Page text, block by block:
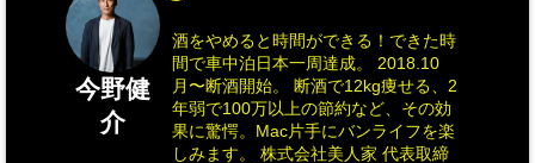
今野健
介
酒をやめると時間ができる！できた時
間で車中泊日本一周達成。 2018.10
月〜断酒開始。 断酒で12kg痩せる、2
年弱で100万以上の節約など、その効
果に驚愕。Mac片手にバンライフを楽
しみます。 株式会社美人家 代表取締